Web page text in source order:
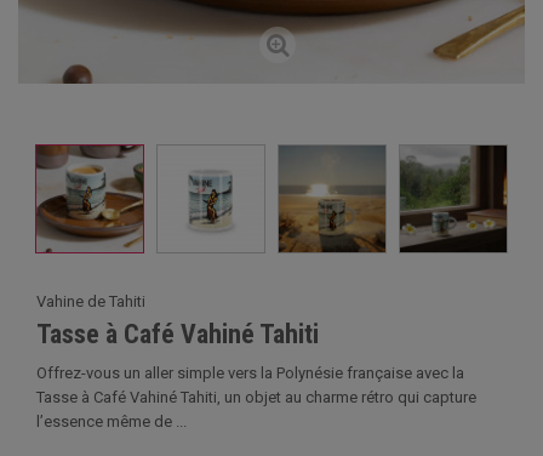
Vahine de Tahiti
Tasse à Café Vahiné Tahiti
Offrez-vous un aller simple vers la Polynésie française avec la
Tasse à Café Vahiné Tahiti, un objet au charme rétro qui capture
l’essence même de ...